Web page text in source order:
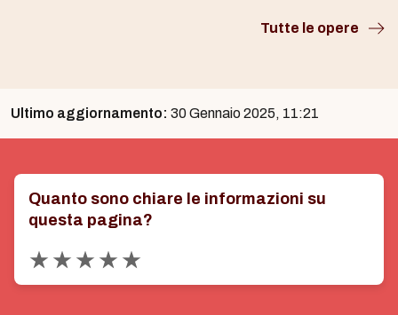
Tutte le opere
Ultimo aggiornamento: 30 Gennaio 2025, 11:21
Quanto sono chiare le informazioni su
questa pagina?